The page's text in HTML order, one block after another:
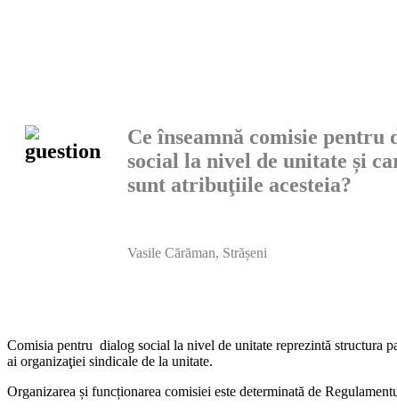
Ce înseamnă comisie pentru
social la nivel de unitate și
sunt atribuţiile acesteia?
Vasile Cărăman, Strășeni
Comisia pentru dialog social la nivel de unitate reprezintă structu­ra
ai organizaţiei sindicale de la unitate.
Organizarea și funcționarea comisiei este determinată de